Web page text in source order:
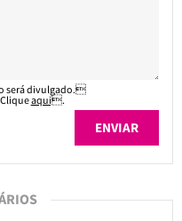
será divulgado.
aqui.